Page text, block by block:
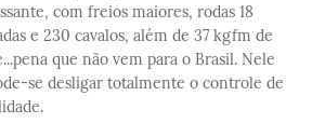
com freios maiores, rodas 18
e 230 cavalos, além de 37 kgfm de
que não vem para o Brasil. Nele
se desligar totalmente o controle de